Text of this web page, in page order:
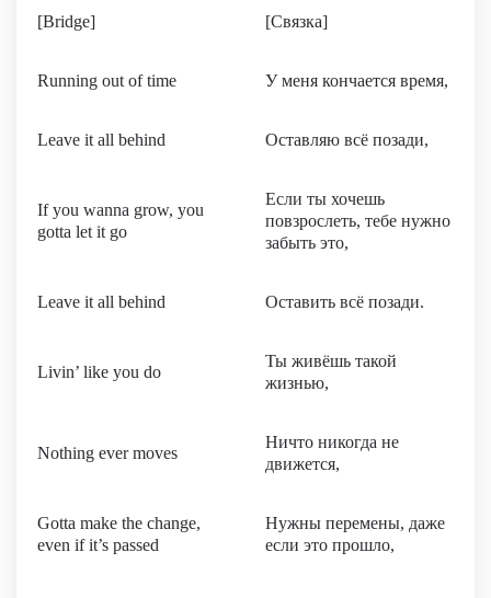
[Bridge] [Связка]
Running out of time У меня кончается время,
Leave it all behind Оставляю всё позади,
If you wanna grow, you
gotta let it go
Если ты хочешь
повзрослеть, тебе нужно
забыть это,
Leave it all behind Оставить всё позади.
Livin’ like you do
Ты живёшь такой
жизнью,
Nothing ever moves
Ничто никогда не
движется,
Gotta make the change,
even if it’s passed
Нужны перемены, даже
если это прошло,